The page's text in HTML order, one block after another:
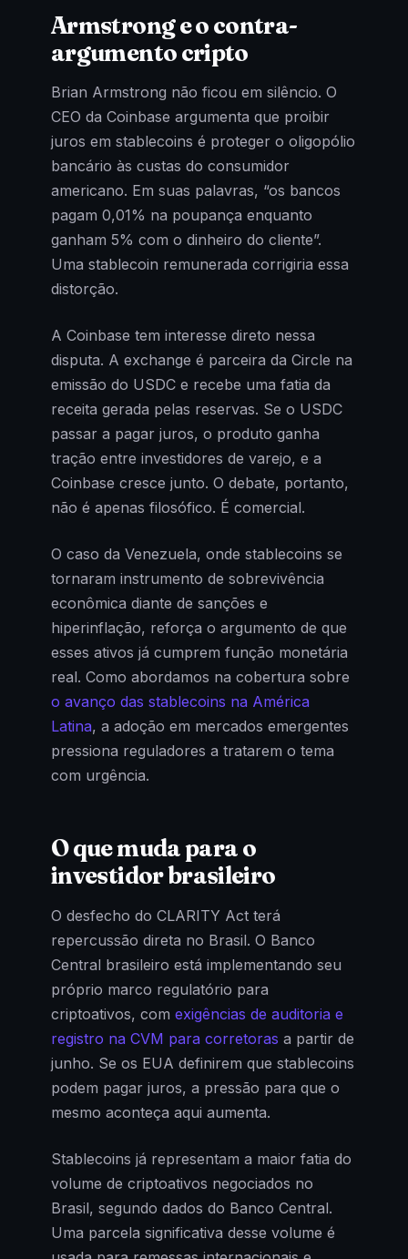
Armstrong e o contra-
argumento cripto
Brian Armstrong não ficou em silêncio. O
CEO da Coinbase argumenta que proibir
juros em stablecoins é proteger o oligopólio
bancário às custas do consumidor
americano. Em suas palavras, “os bancos
pagam 0,01% na poupança enquanto
ganham 5% com o dinheiro do cliente”.
Uma stablecoin remunerada corrigiria essa
distorção.
A Coinbase tem interesse direto nessa
disputa. A exchange é parceira da Circle na
emissão do USDC e recebe uma fatia da
receita gerada pelas reservas. Se o USDC
passar a pagar juros, o produto ganha
tração entre investidores de varejo, e a
Coinbase cresce junto. O debate, portanto,
não é apenas filosófico. É comercial.
O caso da Venezuela, onde stablecoins se
tornaram instrumento de sobrevivência
econômica diante de sanções e
hiperinflação, reforça o argumento de que
esses ativos já cumprem função monetária
real. Como abordamos na cobertura sobre
o avanço das stablecoins na América
Latina, a adoção em mercados emergentes
pressiona reguladores a tratarem o tema
com urgência.
O que muda para o
investidor brasileiro
O desfecho do CLARITY Act terá
repercussão direta no Brasil. O Banco
Central brasileiro está implementando seu
próprio marco regulatório para
criptoativos, com exigências de auditoria e
registro na CVM para corretoras a partir de
junho. Se os EUA definirem que stablecoins
podem pagar juros, a pressão para que o
mesmo aconteça aqui aumenta.
Stablecoins já representam a maior fatia do
volume de criptoativos negociados no
Brasil, segundo dados do Banco Central.
Uma parcela significativa desse volume é